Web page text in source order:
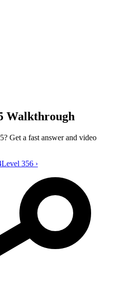
Walkthrough
Get a fast answer and video
Magic Sort level 355 video guide
Level 356 ›